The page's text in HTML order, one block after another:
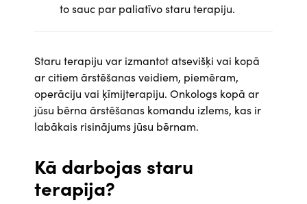
to sauc par paliatīvo staru terapiju.
Staru terapiju var izmantot atsevišķi vai kopā
ar citiem ārstēšanas veidiem, piemēram,
operāciju vai ķīmijterapiju. Onkologs kopā ar
jūsu bērna ārstēšanas komandu izlems, kas ir
labākais risinājums jūsu bērnam.
Kā darbojas staru
terapija?